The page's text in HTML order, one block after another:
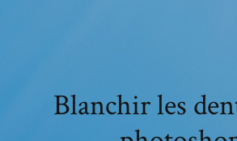
Blanchir les